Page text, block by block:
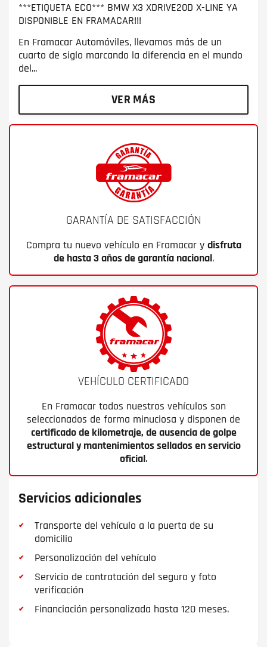
***ETIQUETA ECO*** BMW X3 XDRIVE20D X-LINE YA
DISPONIBLE EN FRAMACAR!!!
En Framacar Automóviles, llevamos más de un
cuarto de siglo marcando la diferencia en el mundo
del...
VER MÁS
GARANTÍA DE SATISFACCIÓN
Compra tu nuevo vehículo en Framacar y disfruta
de hasta 3 años de garantía nacional.
VEHÍCULO CERTIFICADO
En Framacar todos nuestros vehículos son
seleccionados de forma minuciosa y disponen de
certificado de kilometraje, de ausencia de golpe
estructural y mantenimientos sellados en servicio
oficial.
Servicios adicionales
Transporte del vehículo a la puerta de su
domicilio
Personalización del vehículo
Servicio de contratación del seguro y foto
verificación
Financiación personalizada hasta 120 meses.